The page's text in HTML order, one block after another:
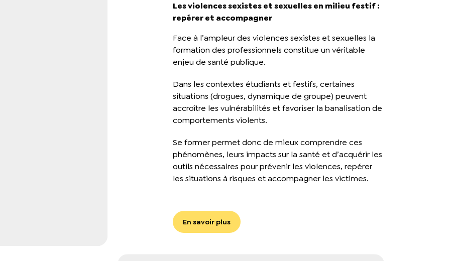
Les violences sexistes et sexuelles en milieu festif :
repérer et accompagner
Face à l’ampleur des violences sexistes et sexuelles la
formation des professionnels constitue un véritable
enjeu de santé publique.
Dans les contextes étudiants et festifs, certaines
situations (drogues, dynamique de groupe) peuvent
accroître les vulnérabilités et favoriser la banalisation de
comportements violents.
Se former permet donc de mieux comprendre ces
phénomènes, leurs impacts sur la santé et d’acquérir les
outils nécessaires pour prévenir les violences, repérer
les situations à risques et accompagner les victimes.
En savoir plus